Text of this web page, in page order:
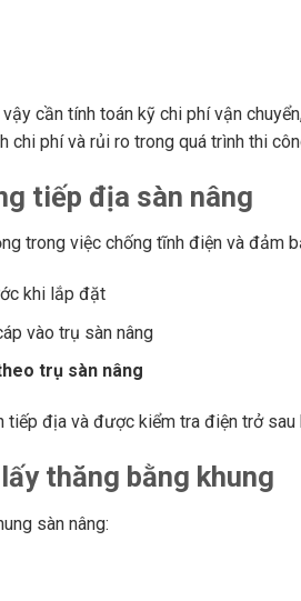
vậy cần tính toán kỹ chi phí vận
phí và rủi ro trong quá trình thi
tiếp địa sàn nâng
trong việc chống tĩnh điện và đảm
khi lắp đặt
vào trụ sàn nâng
trụ sàn nâng
địa và được kiểm tra điện trở sau
thăng bằng khung
sàn nâng: